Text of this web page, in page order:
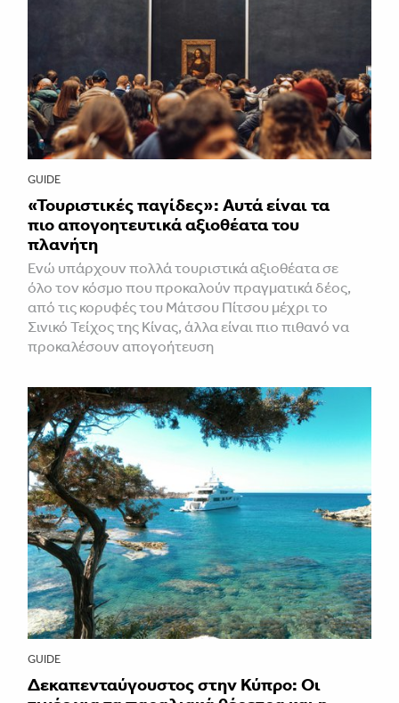
GUIDE
«Τουριστικές παγίδες»: Αυτά είναι τα
πιο απογοητευτικά αξιοθέατα του
πλανήτη
Ενώ υπάρχουν πολλά τουριστικά αξιοθέατα σε
όλο τον κόσμο που προκαλούν πραγματικά δέος,
από τις κορυφές του Μάτσου Πίτσου μέχρι το
Σινικό Τείχος της Κίνας, άλλα είναι πιο πιθανό να
προκαλέσουν απογοήτευση
GUIDE
Δεκαπενταύγουστος στην Κύπρο: Οι